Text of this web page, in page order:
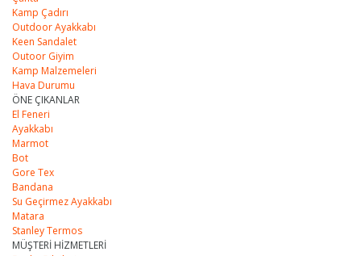
Kamp Çadırı
Outdoor Ayakkabı
Keen Sandalet
Outoor Giyim
Kamp Malzemeleri
Hava Durumu
ÖNE ÇIKANLAR
El Feneri
Ayakkabı
Marmot
Bot
Gore Tex
Bandana
Su Geçirmez Ayakkabı
Matara
Stanley Termos
MÜŞTERİ HİZMETLERİ